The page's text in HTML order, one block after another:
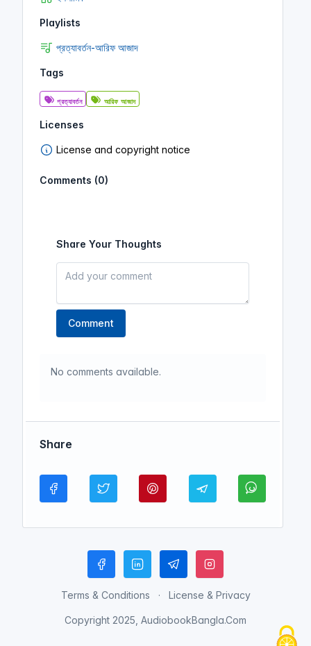
Playlists
প্রত্যাবর্তন-আরিফ আজাদ
Tags
প্রত্যাবর্তন আরিফ আজাদ
Licenses
License and copyright notice
Comments (0)
Share Your Thoughts
Comment
No comments available.
Share
Terms & Conditions License & Privacy
Copyright 2025, AudiobookBangla.Com